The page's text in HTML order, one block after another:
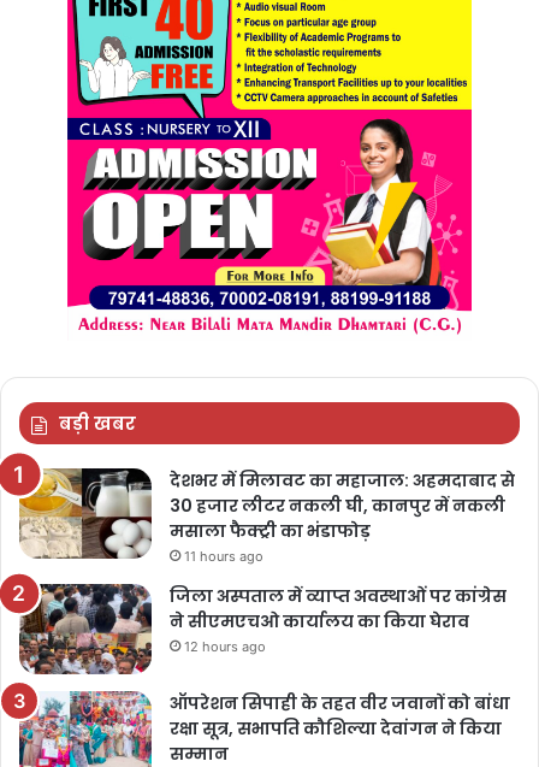
बड़ी खबर
देशभर में मिलावट का महाजाल: अहमदाबाद से
30 हजार लीटर नकली घी, कानपुर में नकली
मसाला फैक्ट्री का भंडाफोड़
11 hours ago
जिला अस्पताल में व्याप्त अवस्थाओं पर कांग्रेस
ने सीएमएचओ कार्यालय का किया घेराव
12 hours ago
ऑपरेशन सिपाही के तहत वीर जवानों को बांधा
रक्षा सूत्र, सभापति कौशिल्या देवांगन ने किया
सम्मान